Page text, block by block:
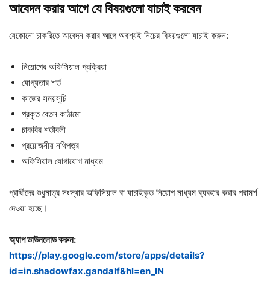
আবেদনকরারআগেযেবিষয়গুলোযাচাইকরবেন
যেকোনো চাকরিতে আবেদন করার আগে অবশ্যই নিচের বিষয়গুলো যাচাই করুন:
নিয়োগের অফিসিয়াল প্রক্রিয়া
যোগ্যতার শর্ত
কাজের সময়সূচি
প্রকৃত বেতন কাঠামো
চাকরির শর্তাবলী
প্রয়োজনীয় নথিপত্র
অফিসিয়াল যোগাযোগ মাধ্যম
প্রার্থীদের শুধুমাত্র সংস্থার অফিসিয়াল বা যাচাইকৃত নিয়োগ মাধ্যম ব্যবহার করার পরামর্শ
দেওয়া হচ্ছে।
অ্যাপ ডাউনলোড করুন:
https://play.google.com/store/apps/details?
id=in.shadowfax.gandalf&hl=en_IN